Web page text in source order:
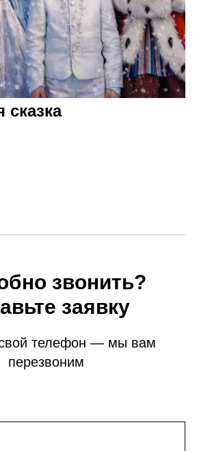
сказка
звонить?
заявку
свой телефон — мы вам
перезвоним